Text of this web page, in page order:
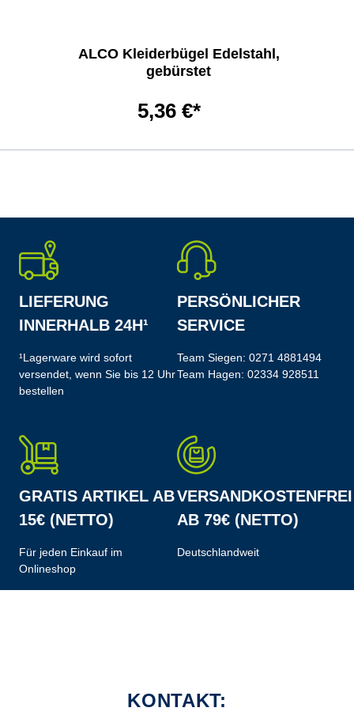
ALCO Kleiderbügel Edelstahl,
gebürstet
5,36 €*
LIEFERUNG
INNERHALB 24H¹
¹Lagerware wird sofort
versendet, wenn Sie bis 12 Uhr
bestellen
PERSÖNLICHER
SERVICE
Team Siegen: 0271 4881494
Team Hagen: 02334 928511
GRATIS ARTIKEL AB
15€ (NETTO)
Für jeden Einkauf im
Onlineshop
VERSANDKOSTENFREI
AB 79€ (NETTO)
Deutschlandweit
KONTAKT: